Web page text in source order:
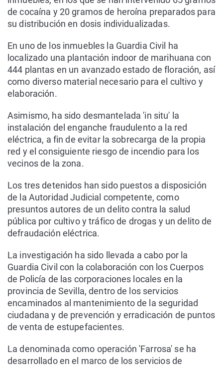
de cocaína y 20 gramos de heroína preparados para
su distribución en dosis individualizadas.
En uno de los inmuebles la Guardia Civil ha
localizado una plantación indoor de marihuana con
444 plantas en un avanzado estado de floración, así
como diverso material necesario para el cultivo y
elaboración.
Asimismo, ha sido desmantelada 'in situ' la
instalación del enganche fraudulento a la red
eléctrica, a fin de evitar la sobrecarga de la propia
red y el consiguiente riesgo de incendio para los
vecinos de la zona.
Los tres detenidos han sido puestos a disposición
de la Autoridad Judicial competente, como
presuntos autores de un delito contra la salud
pública por cultivo y tráfico de drogas y un delito de
defraudación eléctrica.
La investigación ha sido llevada a cabo por la
Guardia Civil con la colaboración con los Cuerpos
de Policía de las corporaciones locales en la
provincia de Sevilla, dentro de los servicios
encaminados al mantenimiento de la seguridad
ciudadana y de prevención y erradicación de puntos
de venta de estupefacientes.
La denominada como operación 'Farrosa' se ha
desarrollado en el marco de los servicios de